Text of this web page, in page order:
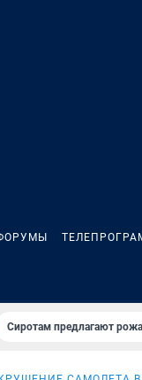
Сиротам предлагают